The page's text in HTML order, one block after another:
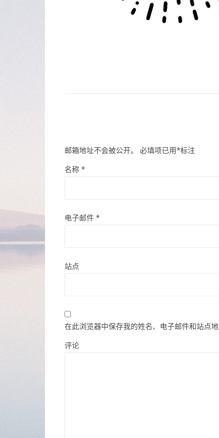
邮箱地址不会被公开。 必填项已用*标注
名称 *
电子邮件 *
站点
在此浏览器中保存我的姓名、电子邮件和站点
评论